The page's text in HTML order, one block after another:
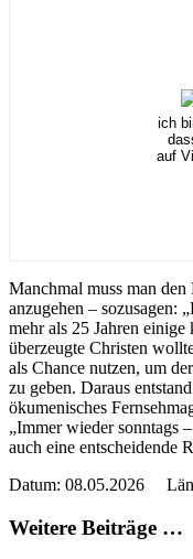
ich
auf
Manchmal muss man
anzugehen – sozusagen:
mehr als 25 Jahren
überzeugte Christen
als Chance nutzen, um
zu geben. Daraus
ökumenisches
„Immer wieder sonntags
auch eine entscheidende
Datum: 08.05.2026
Weitere Beiträge …